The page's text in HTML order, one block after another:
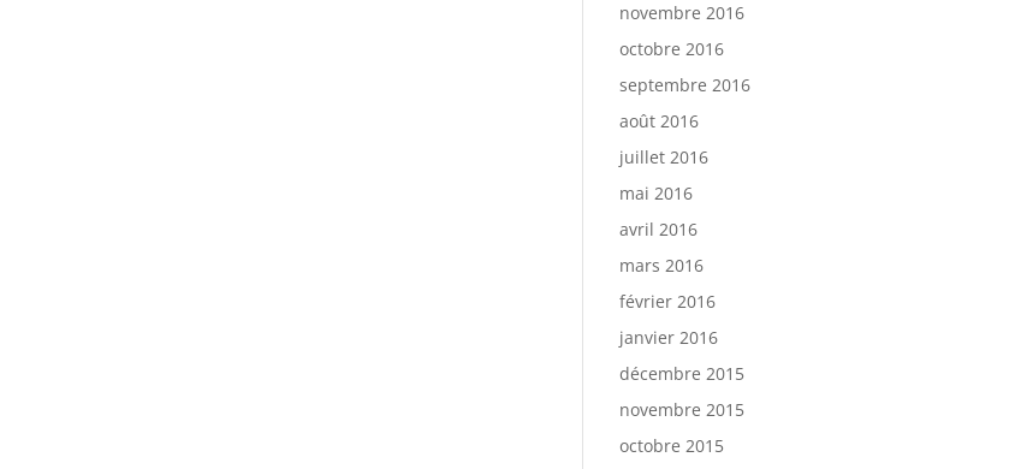
novembre 2016
octobre 2016
septembre 2016
août 2016
juillet 2016
mai 2016
avril 2016
mars 2016
février 2016
janvier 2016
décembre 2015
novembre 2015
octobre 2015